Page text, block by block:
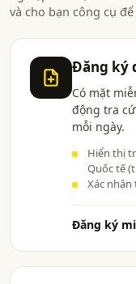
và cho bạn công cụ
Đăng ký
Có mặt
động tra
mỗi ngày.
Hiển thị
Quốc tế
Xác
Đăng ký